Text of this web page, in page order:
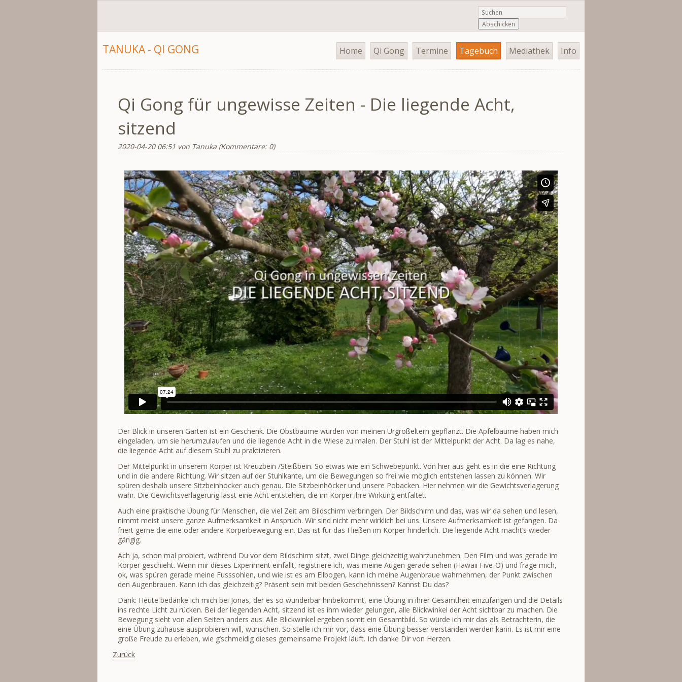
Abschicken
TANUKA - QI GONG
Navigation
überspringen
Home Qi Gong Termine Tagebuch Mediathek Info
Qi Gong für ungewisse Zeiten - Die liegende Acht,
sitzend
2020-04-20 06:51 von Tanuka (Kommentare: 0)
Der Blick in unseren Garten ist ein Geschenk. Die Obstbäume wurden von meinen Urgroßeltern gepflanzt. Die Apfelbäume haben mich
eingeladen, um sie herumzulaufen und die liegende Acht in die Wiese zu malen. Der Stuhl ist der Mittelpunkt der Acht. Da lag es nahe,
die liegende Acht auf diesem Stuhl zu praktizieren.
Der Mittelpunkt in unserem Körper ist Kreuzbein /Steißbein. So etwas wie ein Schwebepunkt. Von hier aus geht es in die eine Richtung
und in die andere Richtung. Wir sitzen auf der Stuhlkante, um die Bewegungen so frei wie möglich entstehen lassen zu können. Wir
spüren deshalb unsere Sitzbeinhöcker auch genau. Die Sitzbeinhöcker und unsere Pobacken. Hier nehmen wir die Gewichtsverlagerung
wahr. Die Gewichtsverlagerung lässt eine Acht entstehen, die im Körper ihre Wirkung entfaltet.
Auch eine praktische Übung für Menschen, die viel Zeit am Bildschirm verbringen. Der Bildschirm und das, was wir da sehen und lesen,
nimmt meist unsere ganze Aufmerksamkeit in Anspruch. Wir sind nicht mehr wirklich bei uns. Unsere Aufmerksamkeit ist gefangen. Da
friert gerne die eine oder andere Körperbewegung ein. Das ist für das Fließen im Körper hinderlich. Die liegende Acht macht’s wieder
gängig.
Ach ja, schon mal probiert, während Du vor dem Bildschirm sitzt, zwei Dinge gleichzeitig wahrzunehmen. Den Film und was gerade im
Körper geschieht. Wenn mir dieses Experiment einfällt, registriere ich, was meine Augen gerade sehen (Hawaii Five-O) und frage mich,
ok, was spüren gerade meine Fusssohlen, und wie ist es am Ellbogen, kann ich meine Augenbraue wahrnehmen, der Punkt zwischen
den Augenbrauen. Kann ich das gleichzeitig? Präsent sein mit beiden Geschehnissen? Kannst Du das?
Dank: Heute bedanke ich mich bei Jonas, der es so wunderbar hinbekommt, eine Übung in ihrer Gesamtheit einzufangen und die Details
ins rechte Licht zu rücken. Bei der liegenden Acht, sitzend ist es ihm wieder gelungen, alle Blickwinkel der Acht sichtbar zu machen. Die
Bewegung sieht von allen Seiten anders aus. Alle Blickwinkel ergeben somit ein Gesamtbild. So würde ich mir das als Betrachterin, die
eine Übung zuhause ausprobieren will, wünschen. So stelle ich mir vor, dass eine Übung besser verstanden werden kann. Es ist mir eine
große Freude zu erleben, wie g’schmeidig dieses gemeinsame Projekt läuft. Ich danke Dir von Herzen.
Zurück